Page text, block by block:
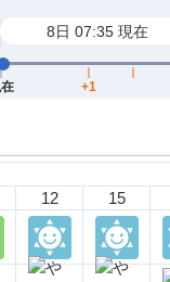
12 15